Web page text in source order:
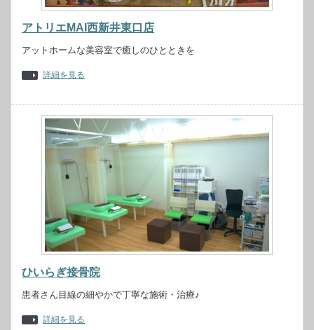
アトリエMAI西新井東口店
アットホームな美容室で癒しのひとときを
詳細を見る
ひいらぎ接骨院
患者さん目線の細やかで丁寧な施術・治療♪
詳細を見る